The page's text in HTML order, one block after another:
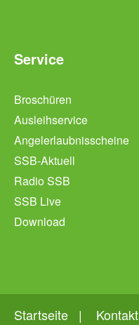
Service
Broschüren
Ausleihservice
Angelerlaubnisscheine
SSB-Aktuell
Radio SSB
SSB Live
Download
Startseite Kontakt